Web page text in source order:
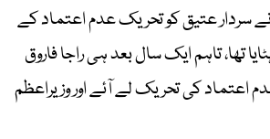
نے سردار عتیق کو تحریک عدم اعتماد کے
تھا، تاہم ایک سال بعد ہی راجا فاروق
اعتماد کی تحریک لے آئے اور وزیراعظم